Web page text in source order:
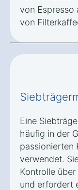
von Espresso
von
Eine
häufig in der
passionierten
verwendet.
Kontrolle
und erfordert